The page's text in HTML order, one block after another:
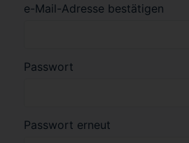
e-Mail-Adresse bestätigen
Passwort
Passwort erneut